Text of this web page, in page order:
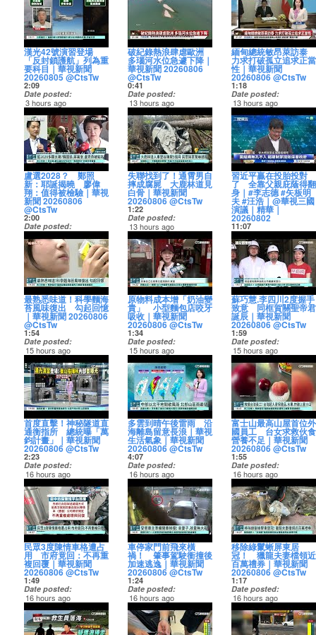
【Instagram】
http://pse.is/CTS_INS
【Threads】
https://pse.is/ctsnewsthreads
【LINE官方帳號】
http://pse.is/CT...
【LINE官方帳號】
http://pse.is/CTS_Line
【行動裝置APP】
https://cts.pse.is/CTS_APP
【華視新聞網】
http://pse.is/CTS_NE...
https://pse.is/
【LINE官方帳號】
http://pse.is/CTS_Line
【行動裝置APP】
https://cts.pse.is/
【華視新聞網】
http://pse.is/CTS_NE...
http://pse.is/CTS_FB
【Instagram】
http://pse.is/CTS_INS
【Threads】
https://pse.is/ctsnewsthreads
【LINE官方帳號】
http://pse.is/CTS_Line
【行動裝置APP】
https://cts.pse.is/CTS_APP
【華視新聞網】
http://pse.is/CTS_NEWS
【全球資訊網】
http://pse.is/CTS_official
成為華視新聞CH52的會
員並獲得福利：
https://www.youtube.com/channel/UCDCJyLpbfgeVE9iZiEam-
Kg/join
#華視新聞 #CH52
勢最顯著，有局部大雨
或北部山區豪雨發生的
機率，中南部與各山區
也有短暫陣雨，東半部
及金門則需留意焚風。
最新暴風侵襲機率顯
示，全台以連江縣 64％
最高，本島則以基隆市
50％、臺北市 45％、新
北市 43％ 及桃園市
40％ 首當其衝，提醒附
近海面作業船隻特別注
意，各地風雨與機率也
將隨颱風路徑滾動式調
整。
#白海豚 #颱風 #氣象 #
父親節
🔴華視新聞24小時LIVE
直播
https://pse.is/CTSN...
市長蔣萬安表示，將持
續掌握動態，並以料敵
從寬、禦敵從嚴原則，
全面整備防颱。
#白海豚 #颱風 #暴風圈
🔴華視新聞24小時LIVE
直播
https://pse.is/
█ 訂閱華視新聞 CH52 █
【YouTube】
https://pse.is/CTS_YT
【Facebook】
http://pse.is/CTS_FB
【Instagram】
http://pse.is/CTS_INS
【Threads】
https://pse.is/
【LINE官方帳號】
http://pse.is/CTS_Line
【行動裝置APP】
https://cts.pse.is/
<...
看晨間國際產業要聞：
傳出記憶體缺貨潮，也
影響到台積電，恐將牽
動蘋果i18新機備貨；證
交所研議新制，未來投
資人只要違約一次，可
能就會被要求預收足額
款券；輝達開出多項職
缺，低調籌組AI安全與網
路工程團隊，要強化押
注開源模型。
🔴華視新聞24小時LIVE
直播
https://pse.is/CTSNewsLive
█ 訂閱華視新聞 CH52 █
【YouTube】
https://pse.is/CTS_YT
【Facebook】
http://pse.is/CTS_FB
【Instagram】
http://pse.is/CTS_INS
【Threads】
https://pse.is/ctsnewsthreads
【LINE官方帳號】
http://pse.is/CTS_Line
【行動裝置APP】
https://cts.pse.is/CTS_APP
【華視新聞網】
http://pse.is/CTS_NEWS
【全球資訊網】
http://pse.is/CTS_official
成為華視新聞CH52的會
員並獲得福利：
https://www.youtube.com/channel/UCDCJyL...
近，西半部地區有局部
短暫陣雨，宜蘭地區也
有零星短暫陣雨，花東
地區則為多雲到晴，清
晨中南部地區有局部大
雨，請多留意；氣溫方
面，各地高溫普遍在32
至35度，局部地區有36
度以上高溫發生的機
率，宜蘭及花蓮有機會
出現局部焚風，中午前
後紫外線偏強可達過量
級或以上，外出請做好
防曬並多補充水分。
https://news.cts.com.tw/cts/weather/202608/
🔴華視新聞24小時LIVE
直播
https://pse.is/CTSNewsLive
█ 訂閱華視新聞 CH52 █
【YouTube】
https://pse.is/CTS_YT
【Facebook】
http://pse.is/CTS_FB
【Instagram】
http://pse.is/CTS_INS
【Threads】
https://pse.is/ctsnewsthreads
【LINE官方帳號】
http://pse.is/CTS_Line
【行動裝置APP】
https://cts.pse.is/CTS_APP
【華視新聞網】
http://pse.is/CTS_NEWS
【全球資訊網】 http...
普」強調，美國仍有大
量的彈藥庫存，並揚言
追究散布彈藥短缺說法
的法律責任。
https://
🔴華視新聞24小時LIVE
直播
https://pse.is/
█ 訂閱華視新聞 CH52 █
【YouTube】
https://pse.is/CTS_YT
【Facebook】
http://pse.is/CTS_FB
【Instagram】
http://pse.is/CTS_INS
【Threads】
https://pse.is/
【LINE官方帳號】
http://pse.is/CTS_Line
【行動裝置APP】
https://cts.pse.is/
【華視新聞網】
http://pse.is/CTS_NEWS
【全球資訊網】
http://pse.is/CTS_official
成為華視新聞CH52的會
員並獲得福利：
https://
Kg/join
#華視新聞 #CH52
漢光42號演習登場
「反封鎖護航」列為重
要科目｜華視新聞
20260805 @CtsTw
2:09
Date posted
3 hours ago
漢光42號演習這回把反
封鎖護航列為重要科
目。若是中國實施封鎖
台灣，將從水面艦到戰
機包圍台灣，專家表示
若是美國海軍如果決定
護航的話，很有可能跟
鄰國一起，透過航母在
後方壓陣，或是編組一
個聯合護航船隊，不過
台灣周邊的航運，占全
世界貨櫃運量將近8成
6，所以中共自己也會受
到反效果。
https://news.cts.com.tw/cts/politics/202608/202608053063947.html
🔴華視新聞24小時LIVE
直播
https://pse.is/CTSNewsLive
█ 訂閱華視新聞 CH52 █
【YouTube】
https://pse.is/CTS_YT
【Facebook】
http://pse.is/CTS_FB
【Instagram】
http://pse.is/CTS_INS
【Threads】
https://pse.is/ctsnewsthreads
【LINE官方帳號】
http://pse.is/CTS_Line
【行動裝置APP】
https://cts.pse.is/CTS_APP
【華視新聞網】
http://pse.is/CTS_NEWS
【全球資訊網】
http://pse.is/CTS_official
成�...
破紀錄熱浪肆虐歐洲
多瑙河水位急遽下降｜
華視新聞 20260806
@CtsTw
0:41
Date posted
13 hours ago
歐洲今年遭遇破紀錄熱
浪，衛星影像顯示，多
瑙河沿岸水位急遽下
降。
https://news.cts.com.tw/cts/international/202608/
🔴華視新聞24小時LIVE
直播
https://pse.is/CTSNewsLive
█ 訂閱華視新聞 CH52 █
【YouTube】
https://pse.is/CTS_YT
【Facebook】
http://pse.is/CTS_FB
【Instagram】
http://pse.is/CTS_INS
【Threads】
https://pse.is/ctsnewsthreads
【LINE官方帳號】
http://pse.is/CTS_Line
【行動裝置APP】
https://cts.pse.is/CTS_APP
【華視新聞網】
http://pse.is/CTS_NEWS
【全球資訊網】
http://pse.is/CTS_official
成為華視新聞CH52的會
員並獲得福利：
https://www.youtube.com/channel/
Kg/join
#華視新聞 #CH52
緬甸總統敏昂萊訪泰
力求打破孤立追求正當
性｜華視新聞
20260806 @CtsTw
1:18
Date posted
13 hours ago
緬甸總統敏昂萊今(6)日
抵達泰國，展開2天訪
問，泰國總理阿努廷也
以軍禮儀式迎接。由於
敏昂萊領導的軍方，
2021年發起政變、推翻
時任翁山蘇姬的民選政
府，在這之後，敏昂萊
就遭到西方制裁，也不
得參加東協峰會，因此
這次出訪泰國，凸顯敏
昂萊積極深化與鄰國的
外交，他還在演說中表
示，緬甸正走在民主的
道路上。
https://
🔴華視新聞24小時LIVE
直播
https://pse.is/
█ 訂閱華視新聞 CH52 █
【YouTube】
https://pse.is/CTS_YT
【Facebook】
http://pse.is/CTS_FB
【Instagram】
http://pse.is/CTS_INS
【Threads】
https://pse.is/
【LINE官方帳號】
http://pse.is/CTS_Line
【行動裝置APP】
https://cts.pse.is/
【華視新聞網】
http://pse.is/CTS_NEWS
【全球資訊網】
http://pse.is/...
盧選2028？ 鄭照
新：耶誕揭曉 廖偉
翔：值得被檢驗｜華視
新聞 20260806
@CtsTw
2:00
Date posted
13 hours ago
台中市長盧秀燕屢次被
國民黨內點名，是2028
總統熱門人選，台中市
副市長鄭照新也罕見把
話說明，他直言，等到
耶誕節噹噹噹的時候，
大家就會知道答案。盧
秀燕的子弟兵、立委廖
偉翔也說，盧秀燕治理
台中的經驗，值得全民
檢驗是否可以承擔責
任，並帶領國家前進，
只是媒體人黃暐瀚分
析，台北市長蔣萬安近
期號召上凱道等動作，
似乎已成為藍營新共
主。
https://news.cts.com.tw/cts/politics/202608/202608063064391.html
🔴華視新聞24小時LIVE
直播
https://pse.is/CTSNewsLive
█ 訂閱華視新聞 CH52 █
【YouTube】
https://pse.is/CTS_YT
【Facebook】
http://pse.is/CTS_FB
【Instagram】
http://pse.is/CTS_INS
【Threads】
https://pse.is/ctsnewsthreads
【LINE官方帳號】
http://pse.is/CTS_Line
【行動裝置APP】
https://cts.pse.is/CTS_APP
【華視新聞網】
http://pse.is/CTS_NE...
失聯找到了！通霄男自
摔成腐屍 大鹿林道見
白骨｜華視新聞
20260806 @CtsTw
1:22
Date posted
13 hours ago
苗栗通霄一名男子上個
月，騎車外出後失聯，
家屬通報警方協尋，16
天後在一處農地的草叢
堆尋獲，遺體已經腐
爛，警方調閱監視器發
現，男子疑似騎車自
摔，初步排除外力介
入，另外在新竹五峰鄉
大鹿林道，有民眾除草
時，發現一輛轎車墜落
山谷，靠近查看車內，
車主遺體腐化，僅剩白
骨，警方循車牌追查，
確認車主早在今年3月就
被家屬通報失蹤。
https://news.cts.com.tw/cts/general/202608/
🔴華視新聞24小時LIVE
直播
https://pse.is/CTSNewsLive
█ 訂閱華視新聞 CH52 █
【YouTube】
https://pse.is/CTS_YT
【Facebook】
http://pse.is/CTS_FB
【Instagram】
http://pse.is/CTS_INS
【Threads】
https://pse.is/ctsnewsthreads
【LINE官方帳號】
http://pse.is/CTS_Line
【行動裝置APP】
https://cts.pse.is/CTS_APP
【華視新聞網】
http://pse.is/CTS_NEWS
�...
習近平贏在投胎投對
了 全靠父親庇蔭得翻
身｜#李志德 #矢板明
夫 #汪浩｜@華視三國
演議｜精華｜
20260802
11:07
Date posted
15 hours ago
🎥 最新的國際政經動態
與分析都在《華視三國
演議》
【📍黨組織無孔不入 超
建制掌控如深層政府】
💬對本集討論的議題有
什麼看法？快來留言區
和我們一起討論！
完整精彩訪談請鎖定 @
華視三國演議！
https://youtu.be/
以上言論不代表本台立
場
#改革開放 #太子黨 #深
層政府 #國進民退
電視播出時間
📺華視主頻12頻道
首播 週一、週二 06:00
📡華視新聞資訊台52頻
道
首播 週六、週日15:00
📱YouTube三國演議頻道
首映 週六、週日15:00
請鎖定 @華視三國演議
專屬YT頻道：
https://pse.is/
粉絲專頁：
https://
APPLE Podcast：
https://pse.is/3Talks_AP
Google Podcast：
https://pse.is/3Talks_GP
最熟悉味道！科學麵海
苔風味復出 勾起回憶
｜華視新聞 20260806
@CtsTw
1:54
Date posted
15 hours ago
您心中最喜歡的古早味
零食是什麼呢？近期零
食界掀起懷舊風潮！除
了經典科學麵推出複刻
海苔口味，卡哩卡哩也
有酸甜梅子風味。除此
之外，古早味甜點太白
粉冰以及濃郁的麵茶冰
沙也是不少饕客的心頭
好。
https://news.cts.com.tw/cts/general/202608/202608063064394.html
🔴華視新聞24小時LIVE
直播
https://pse.is/CTSNewsLive
█ 訂閱華視新聞 CH52 █
【YouTube】
https://pse.is/CTS_YT
【Facebook】
http://pse.is/CTS_FB
【Instagram】
http://pse.is/CTS_INS
【Threads】
https://pse.is/ctsnewsthreads
【LINE官方帳號】
http://pse.is/CTS_Line
【行動裝置APP】
https://cts.pse.is/CTS_APP
【華視新聞網】
http://pse.is/CTS_NEWS
【全球資訊網】
http://pse.is/CTS_official
原物料成本增「奶油變
貴」 小型麵包店咬牙
吸收｜華視新聞
20260806 @CtsTw
1:34
Date posted
15 hours ago
後(8)日就是父親節了，
許多麵包店都推出應景
蛋糕，但居高不下的物
價，對業者和民眾來說
都很有感！主計總處今
(6)日公布七月消費者物
價指數，年增率達到
2.54%，已經連續三個月
突破2%通膨警戒線。其
中外食費年增率再次超
過3%，顯示國人外出用
餐的壓力依然很大，而
且受到先前的豪雨跟颱
風影響，蔬菜漲幅高達
9.31%，食物類整體漲了
1.04%，民眾荷包明顯縮
水。
https://news.cts.com.tw/cts/general/202608/
🔴華視新聞24小時LIVE
直播
https://pse.is/CTSNewsLive
█ 訂閱華視新聞 CH52 █
【YouTube】
https://pse.is/CTS_YT
【Facebook】
http://pse.is/CTS_FB
【Instagram】
http://pse.is/CTS_INS
【Threads】
https://pse.is/ctsnewsthreads
【LINE官方帳號】
http://pse.is/CTS_Line
蘇巧慧.李四川2度握手
致意 同框賀關聖帝君
誕辰｜華視新聞
20260806 @CtsTw
1:59
Date posted
15 hours ago
2026新北選戰來看到，
今(6)日是關公誕辰，民
進黨新北市長參選人蘇
巧慧，一早便現身新莊
武聖廟參拜，更提出文
化政見，而國民黨新北
市長參選人李四川，也
同框出席活動，並社群
上曬出，新北市長侯友
宜傳承給他的關公像，
更喊話會秉持關聖帝君
的精神，接下侯市長這
一棒。
https://
🔴華視新聞24小時LIVE
直播
https://pse.is/
█ 訂閱華視新聞 CH52 █
【YouTube】
https://pse.is/CTS_YT
【Facebook】
http://pse.is/CTS_FB
【Instagram】
http://pse.is/CTS_INS
【Threads】
https://pse.is/
【LINE官方帳號】
http://pse.is/CTS_Line
【行動裝置APP】
https://cts.pse.is/
【華視新聞網】
首度直擊！神秘隧道直
通衡指所 總統曝「萬
鈞計畫」｜華視新聞
20260806 @CtsTw
2:23
Date posted
16 hours ago
我國神秘地下軍事堡壘
「衡山指揮所」，隧道
首度在鏡頭前曝光，隨
著總統賴清德全副武裝
加入漢光演練，登上雲
豹甲車轉移到衡指所，
也可以一窺「萬鈞計
畫」面貌。專家分析，
這項元首戰時移轉指揮
中心的演練，動員至少
三波車隊，除了欺敵考
量，也是要測試不同路
線的狀況。
https://news.cts.com.tw/cts/general/202608/202608063064385.html
🔴華視新聞24小時LIVE
直播
https://pse.is/CTSNewsLive
多雲到晴午後雷雨 沿
海離島留意長浪｜華視
生活氣象｜華視新聞
20260806 @CtsTw
4:07
Date posted
16 hours ago
今(6)日各地大致為多雲
到晴，大環境為偏北
風，迎風面桃園以北及
宜蘭偶有零星短暫陣
雨，午後中南部地區及
其他山區有局部短暫雷
陣雨，山區有局部大雨
發生的機率，午後請注
意天氣變化並攜帶雨具
備用；晚上開始隨著颱
風外圍雲系靠近，西半
部地區有局部短暫陣
雨，宜蘭也有零星短暫
陣雨，今晚至明(7)日清
晨中南部地區有局部大
雨發生的機率，請多留
意；各地高溫普遍在32
至35度，新北、宜蘭、
富士山最高山屋首位外
國員工 台女求救伙食
營養不足｜華視新聞
20260806 @CtsTw
1:55
Date posted
16 hours ago
日本最高峰富士山的最
高山屋，有第一位外國
員工，而且她就來自台
灣。但是她發文求助表
示，因為工時長、伙食
營養非常不足，除了少
量的蔬菜和肉片，大部
份都是即食加工品，讓
她頭髮掉了不少。所以
她上網徵求營養品補
給，沒想到多位台灣山
友變成她的「台灣超
人」，一路把保健品、
水果甚至超商炸雞硬背
上3700公尺高山。這群
台灣超人伸出援手的暖
意，也見證了台灣人的
熱情善良。
民眾3度陳情車格遭占
用 市府竟回：不再重
複回覆｜華視新聞
20260806 @CtsTw
1:49
Date posted
16 hours ago
台中市府螺絲鬆了嗎？
有民眾表示捷運烏日站
外的免費停車場，遭兩
台機車占用長達2個月，
車停家門前飛來橫
禍！ 肇事駕駛衝撞後
加速逃逸｜華視新聞
20260806 @CtsTw
1:24
Date posted
16 hours ago
車停家門口，卻飛來橫
禍，對方還肇事逃逸！
桃園大溪，有民眾才剛
發車，突然一輛轎車，
移除綠鬣蜥屏東居
冠！ 獵龍夫妻檔領近
百萬禮券｜華視新聞
20260806 @CtsTw
1:17
Date posted
16 hours ago
為了滅除氾濫成災的綠
鬣蜥，中南部縣市政府
都推出「獵龍計劃」，
祭出獎勵鼓勵捕抓，其